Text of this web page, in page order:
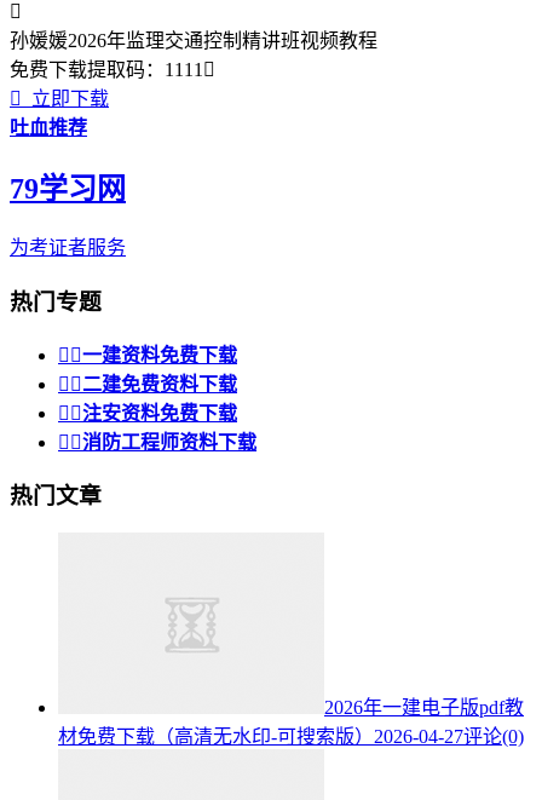

孙媛媛2026年监理交通控制精讲班视频教程
免费下载提取码： 1111 

立即下载
吐血推荐
79学习网
为考证者服务
热门专题
 一建资料免费下载
 二建免费资料下载
 注安资料免费下载
 消防工程师资料下载
热门文章
2026年一建电子版pdf教
材免费下载（高清无水印-可搜索版） 2026-04-27评论(0)